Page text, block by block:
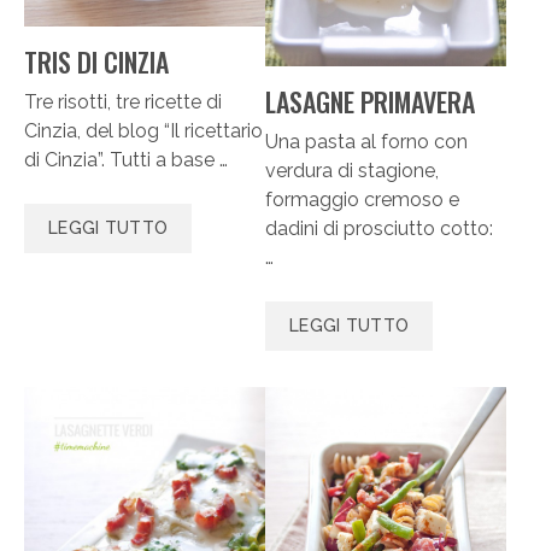
TRIS DI CINZIA
Tre risotti, tre ricette di
Cinzia, del blog “Il ricettario
di Cinzia”. Tutti a base …
LEGGI TUTTO
LASAGNE PRIMAVERA
Una pasta al forno con
verdura di stagione,
formaggio cremoso e
dadini di prosciutto cotto:
…
LEGGI TUTTO